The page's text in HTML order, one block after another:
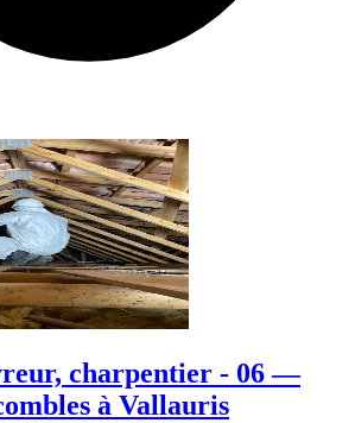
charpentier - 06 —
à Vallauris